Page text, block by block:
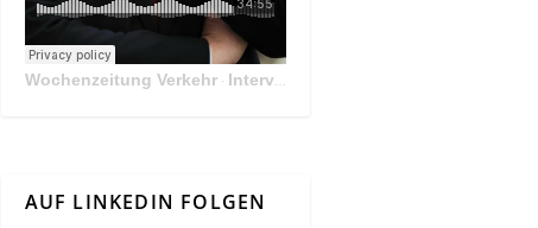
Wochenzeitung Verkehr· Interview Mit Andreas Matthä, CEO der ÖBB Holding
AUF LINKEDIN FOLGEN